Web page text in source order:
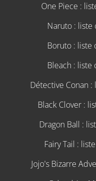
One Piece :
Naruto :
Boruto : liste
Bleach :
Détective Conan
Black Clover :
Dragon Ball :
Fairy Tail :
Jojo's Bizarre